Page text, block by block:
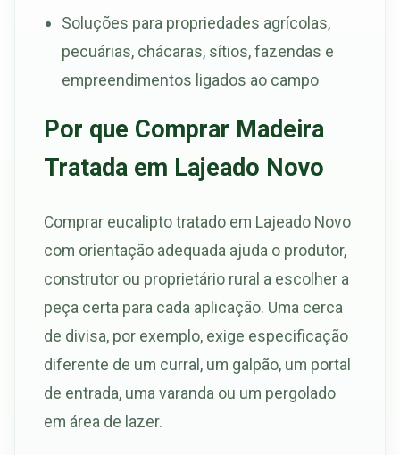
Soluções para propriedades agrícolas,
pecuárias, chácaras, sítios, fazendas e
empreendimentos ligados ao campo
Por que Comprar Madeira
Tratada em Lajeado Novo
Comprar eucalipto tratado em Lajeado Novo
com orientação adequada ajuda o produtor,
construtor ou proprietário rural a escolher a
peça certa para cada aplicação. Uma cerca
de divisa, por exemplo, exige especificação
diferente de um curral, um galpão, um portal
de entrada, uma varanda ou um pergolado
em área de lazer.